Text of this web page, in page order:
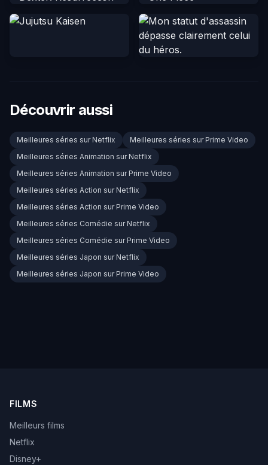
Découvrir aussi
Meilleures séries sur Netflix
Meilleures séries sur Prime Video
Meilleures séries Animation sur Netflix
Meilleures séries Animation sur Prime Video
Meilleures séries Action sur Netflix
Meilleures séries Action sur Prime Video
Meilleures séries Comédie sur Netflix
Meilleures séries Comédie sur Prime Video
Meilleures séries Japon sur Netflix
Meilleures séries Japon sur Prime Video
FILMS
Meilleurs films
Netflix
Disney+